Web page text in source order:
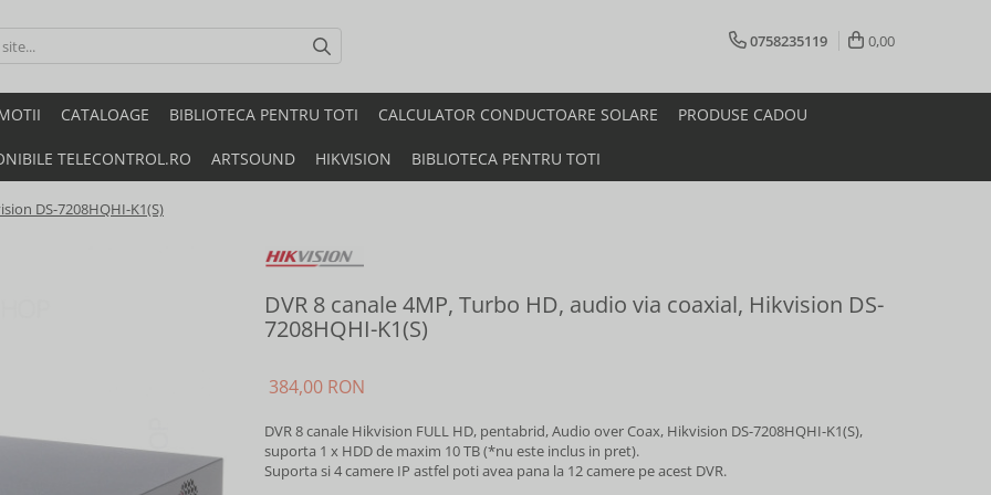
0758235119 0,00
CATALOAGE BIBLIOTECA PENTRU TOTI CALCULATOR CONDUCTOARE SOLARE PRODUSE CADOU
TELECONTROL.RO ARTSOUND HIKVISION BIBLIOTECA PENTRU TOTI
DS-7208HQHI-K1(S)
DVR 8 canale 4MP, Turbo HD, audio via coaxial, Hikvision DS-
7208HQHI-K1(S)
384,00 RON
DVR 8 canale Hikvision FULL HD, pentabrid, Audio over Coax, Hikvision DS-7208HQHI-K1(S),
suporta 1 x HDD de maxim 10 TB (*nu este inclus in pret).
Suporta si 4 camere IP astfel poti avea pana la 12 camere pe acest DVR.